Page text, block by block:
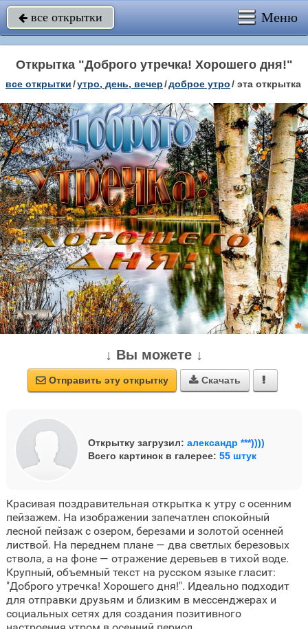
 все открытки Меню
Открытка "Доброго утречка! Хорошего дня!"
все открытки/утро, день, вечер/доброе утро/ эта открытка
↓ Вы можете ↓
 Отправить эту открытку  Скачать 
Открытку загрузил: александр ***))))
Всего картинок в галерее: 55 штук
Красивая поздравительная открытка к утру с осенним
пейзажем. На изображении запечатлен спокойный
лесной пейзаж с озером, березами и золотой осенней
листвой. На переднем плане — два светлых березовых
ствола, а на фоне — отражение деревьев в тихой воде.
Крупный, объемный текст на русском языке гласит:
"Доброго утречка! Хорошего дня!". Идеально подходит
для отправки друзьям и близким в мессенджерах и
социальных сетях для создания позитивного